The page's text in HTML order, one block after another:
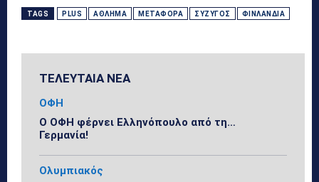
TAGS PLUS ΆΘΛΗΜΑ ΜΕΤΑΦΟΡΆ ΣΎΖΥΓΟΣ ΦΙΝΛΑΝΔΊΑ
ΤΕΛΕΥΤΑΙΑ ΝΕΑ
ΟΦΗ
Ο ΟΦΗ φέρνει Ελληνόπουλο από τη…
Γερμανία!
Ολυμπιακός